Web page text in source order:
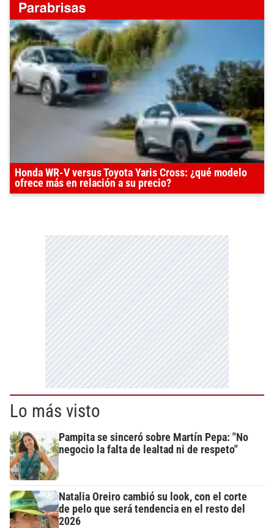
Honda WR-V versus Toyota Yaris Cross: ¿qué modelo
ofrece más en relación a su precio?
Lo más visto
Pampita se sinceró sobre Martín Pepa: "No
negocio la falta de lealtad ni de respeto"
Natalia Oreiro cambió su look, con el corte
de pelo que será tendencia en el resto del
2026